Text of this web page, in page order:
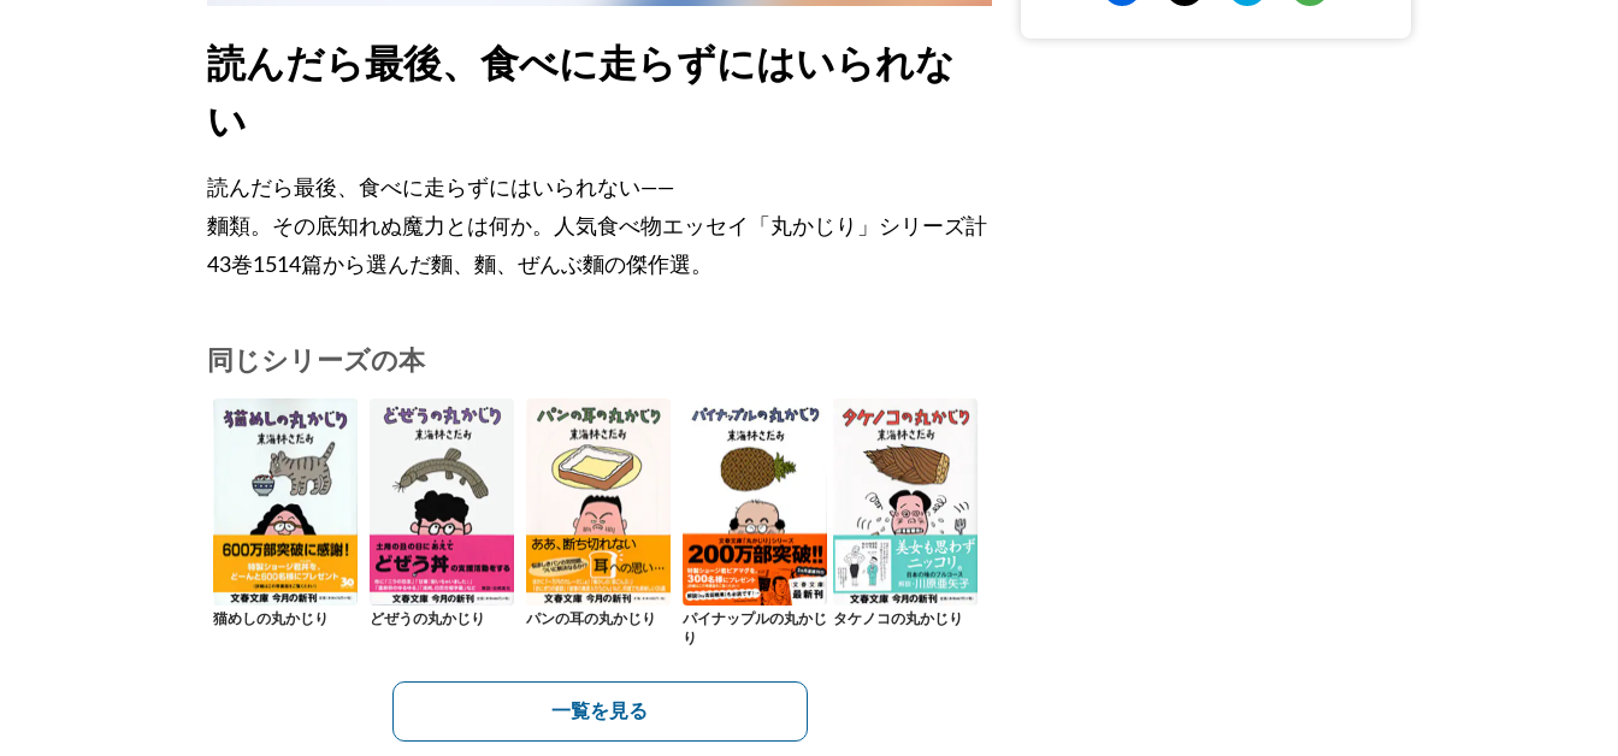
読んだら最後、食べに走らずにはいられな
い
読んだら最後、食べに走らずにはいられない――
麵類。その底知れぬ魔力とは何か。人気食べ物エッセイ「丸かじり」シリーズ計
43巻1514篇から選んだ麵、麵、ぜんぶ麵の傑作選。
同じシリーズの本
猫めしの丸かじり どぜうの丸かじり パンの耳の丸かじり
パイナップルの丸かじ
り
タケノコの丸かじり
一覧を見る